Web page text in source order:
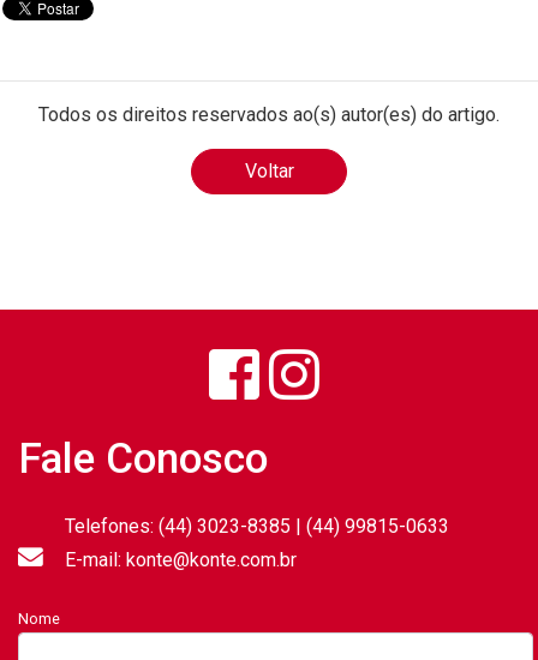
Todos os direitos reservados ao(s) autor(es) do artigo.
Voltar
Fale Conosco
Telefones: (44) 3023-8385 | (44) 99815-0633
E-mail: konte@konte.com.br
Nome